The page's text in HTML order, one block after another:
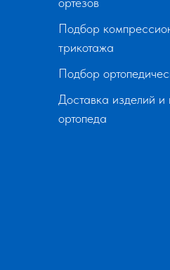
Подбор
трикотажа
Подбор
Доставка изделий и
ортопеда